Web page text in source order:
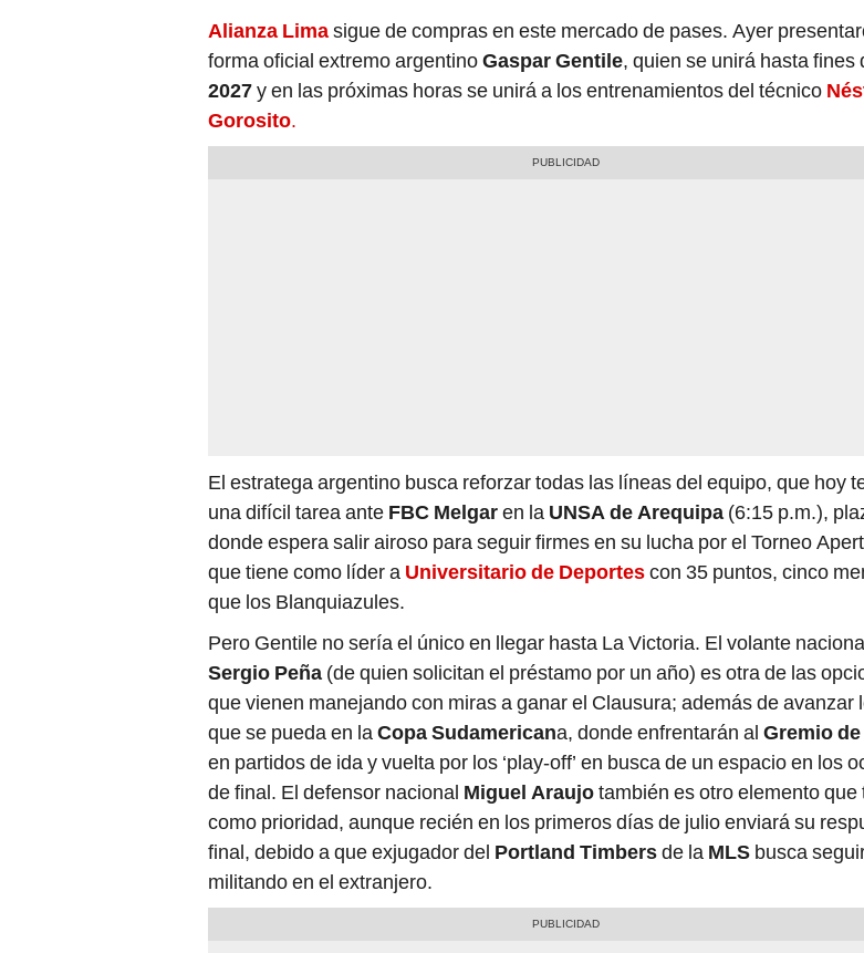
Alianza Limasigue de compras en este mercado de pases. Ayer
forma oficial extremo argentinoGaspar Gentile, quien se unirá hasta fines
2027y en las próximas horas se unirá a los entrenamientos del técnico
Gorosito.
El estratega argentino busca reforzar todas las líneas del equipo, que hoy
una difícil tarea ante FBC Melgaren la UNSA de Arequipa (6:15 p.m.),
donde espera salir airoso para seguir firmes en su lucha por el Torneo
que tiene como líder a Universitario de Deportescon 35 puntos, cinco
que los Blanquiazules.
Pero Gentile no sería el único en llegar hasta La Victoria. El volante
Sergio Peña (de quien solicitan el préstamo por un año) es otra de las
que vienen manejando con miras a ganar el Clausura; además de avanzar
que se pueda en laCopa Sudamericana, donde enfrentarán al Gremio
en partidos de ida y vuelta por los ‘play-off’ en busca de un espacio en los
de final. El defensor nacional Miguel Araujotambién es otro elemento que
como prioridad, aunque recién en los primeros días de julio enviará su
final, debido a que exjugador del Portland Timbersde la MLS busca
militando en el extranjero.